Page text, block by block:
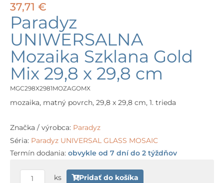
37,71 €
Paradyz
UNIWERSALNA
Mozaika Szklana Gold
Mix 29,8 x 29,8 cm
MGC298X2981MOZAGOMX
mozaika, matný povrch, 29,8 x 29,8 cm, 1. trieda
Značka / výrobca: Paradyz
Séria: Paradyz UNIVERSAL GLASS MOSAIC
Termín dodania: obvykle od 7 dní do 2 týždňov
Paradyz
ks Pridať do košíka